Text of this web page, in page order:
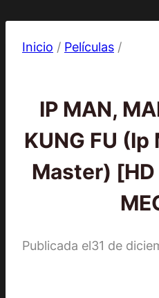
Inicio / Películas /
IP MAN,
KUNG FU (Ip
Master)
Publicada el31 de